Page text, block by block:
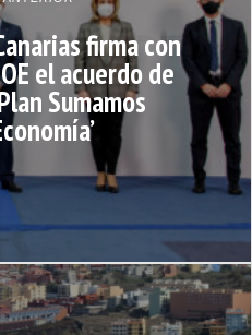
firma con
el acuerdo de
Sumamos